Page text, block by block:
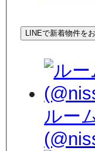
LINEで新着物件を
ルー